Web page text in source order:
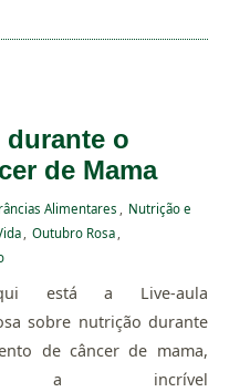
o
de Mama
Alimentares , Nutrição e
, Outubro Rosa ,
está a Live-aula
sobre nutrição durante
de câncer de mama,
a incrível